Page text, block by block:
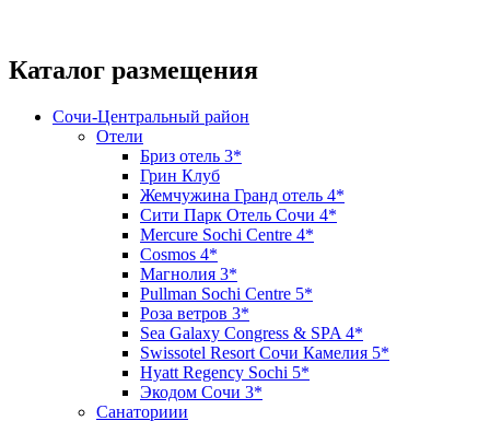
Каталог размещения
Сочи-Центральный район
Отели
Бриз отель 3*
Грин Клуб
Жемчужина Гранд отель 4*
Сити Парк Отель Сочи 4*
Mercure Sochi Centre 4*
Cosmos 4*
Магнолия 3*
Pullman Sochi Сеntre 5*
Роза ветров 3*
Sea Galaxy Congress & SPA 4*
Swissotel Resort Сочи Камелия 5*
Hyatt Regency Sochi 5*
Экодом Сочи 3*
Санаториии